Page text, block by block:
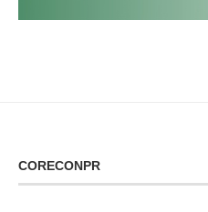
CORECONPR